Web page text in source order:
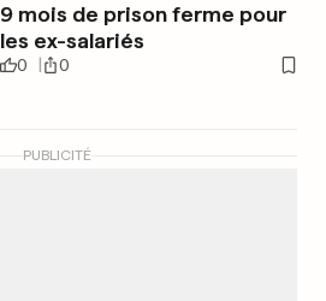
9 mois de prison ferme pour
les ex-salariés
0 0
PUBLICITÉ